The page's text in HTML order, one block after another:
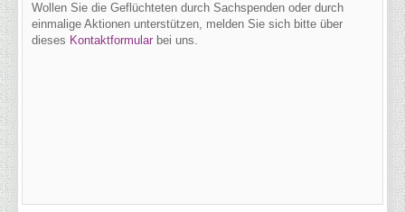
Wollen Sie die Geflüchteten durch Sachspenden oder durch
einmalige Aktionen unterstützen, melden Sie sich bitte über
dieses Kontaktformular bei uns.